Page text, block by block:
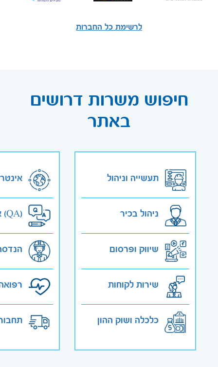
לרשימת כל החברות
חיפוש משרות דרושים
באתר
תעשייה וניהול
ניהול בכיר
שיווק ופרסום
שירות לקוחות
כלכלה ושוק ההון
אבטחת איכות (QA)